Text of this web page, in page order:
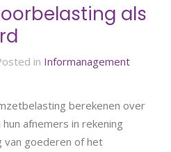
als
in Informanagement
berekenen over
afnemers in rekening
van goederen of het